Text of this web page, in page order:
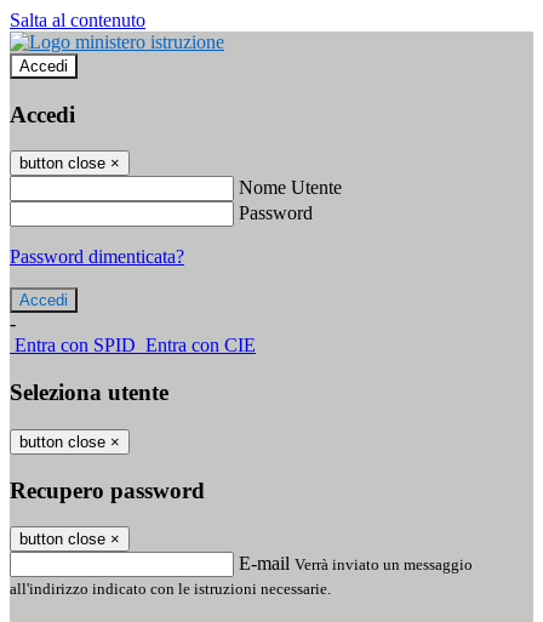
Salta al contenuto
Accedi
Accedi
button close ×
Nome Utente
Password
Password dimenticata?
-
Entra con SPID Entra con CIE
Seleziona utente
button close ×
Recupero password
button close ×
E-mail Verrà inviato un messaggio
all'indirizzo indicato con le istruzioni necessarie.